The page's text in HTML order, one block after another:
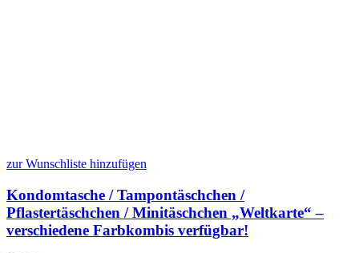
zur Wunschliste hinzufügen
Kondomtasche / Tampontäschchen /
Pflastertäschchen / Minitäschchen „Weltkarte“ –
verschiedene Farbkombis verfügbar!